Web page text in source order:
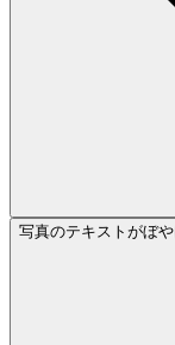
写真のテキストがぼ